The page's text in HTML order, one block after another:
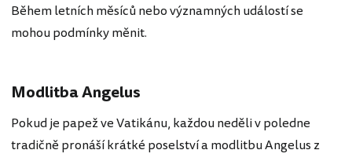
Během letních měsíců nebo významných událostí se
mohou podmínky měnit.
Modlitba Angelus
Pokud je papež ve Vatikánu, každou neděli v poledne
tradičně pronáší krátké poselství a modlitbu Angelus z